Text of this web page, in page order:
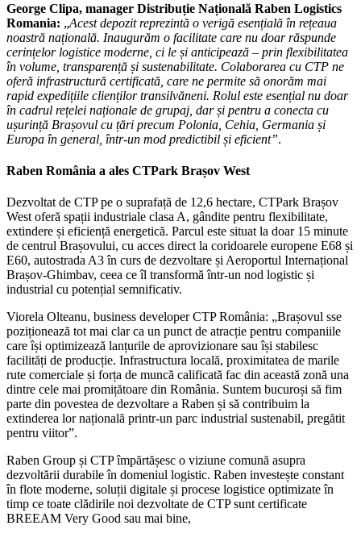
George Clipa, manager Distribuție Națională Raben Logistics
Romania: „Acest depozit reprezintă o verigă esențială în rețeaua
noastră națională. Inaugurăm o facilitate care nu doar răspunde
cerințelor logistice moderne, ci le și anticipează – prin flexibilitatea
în volume, transparență și sustenabilitate. Colaborarea cu CTP ne
oferă infrastructură certificată, care ne permite să onorăm mai
rapid expedițiile clienților transilvăneni. Rolul este esențial nu doar
în cadrul rețelei naționale de grupaj, dar și pentru a conecta cu
ușurință Brașovul cu țări precum Polonia, Cehia, Germania și
Europa în general, într-un mod predictibil și eficient”.
Raben România a ales CTPark Brașov West
Dezvoltat de CTP pe o suprafață de 12,6 hectare, CTPark Brașov
West oferă spații industriale clasa A, gândite pentru flexibilitate,
extindere și eficiență energetică. Parcul este situat la doar 15 minute
de centrul Brașovului, cu acces direct la coridoarele europene E68 și
E60, autostrada A3 în curs de dezvoltare și Aeroportul Internațional
Brașov-Ghimbav, ceea ce îl transformă într-un nod logistic și
industrial cu potențial semnificativ.
Viorela Olteanu, business developer CTP România: „Brașovul sse
poziționează tot mai clar ca un punct de atracție pentru companiile
care își optimizează lanțurile de aprovizionare sau își stabilesc
facilități de producție. Infrastructura locală, proximitatea de marile
rute comerciale și forța de muncă calificată fac din această zonă una
dintre cele mai promițătoare din România. Suntem bucuroși să fim
parte din povestea de dezvoltare a Raben și să contribuim la
extinderea lor națională printr-un parc industrial sustenabil, pregătit
pentru viitor”.
Raben Group și CTP împărtășesc o viziune comună asupra
dezvoltării durabile în domeniul logistic. Raben investește constant
în flote moderne, soluții digitale și procese logistice optimizate în
timp ce toate clădirile noi dezvoltate de CTP sunt certificate
BREEAM Very Good sau mai bine,